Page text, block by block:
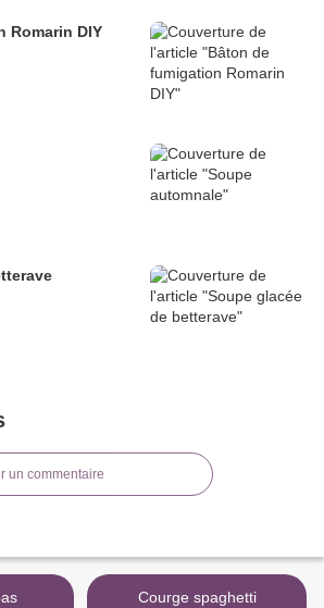
Romarin DIY
un commentaire
Courge spaghetti